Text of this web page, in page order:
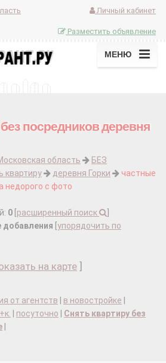
Личный кабинет
Разместить объявление
МЕНЮ
посредников деревня
область
БЕЗ
квартиру деревня Горки
частные
недорого с фото
0 расширенный поиск
добавления упорядочить по
на карте
от агентств в новостройке
посуточно
Снять квартиру без